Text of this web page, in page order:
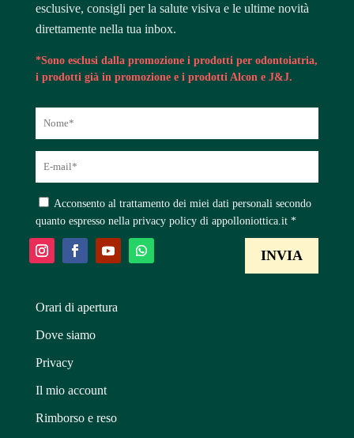
esclusive, consigli per la salute visiva e le ultime novità
direttamente nella tua inbox.
*Sono esclusi dalla promozione i prodotti per odontoiatria,
i prodotti già in promozione e i prodotti Alcon e J&J.
Acconsento al trattamento dei miei dati personali secondo
quanto espresso nella privacy policy di appolloniottica.it *
Orari di apertura
Dove siamo
Privacy
Il mio account
Rimborso e reso